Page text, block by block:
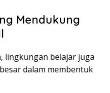
Mendukung
lingkungan belajar juga
dalam membentuk